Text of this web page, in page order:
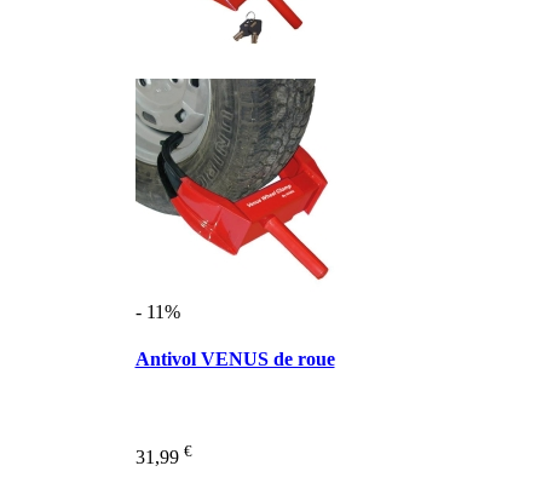
- 11%
Antivol VENUS de roue
31,99 €